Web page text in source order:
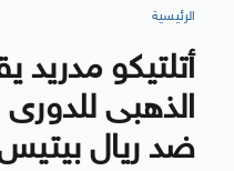
الرئيسية
أتلتيكو مدريد
الذهبى للدورى
ضد ريال